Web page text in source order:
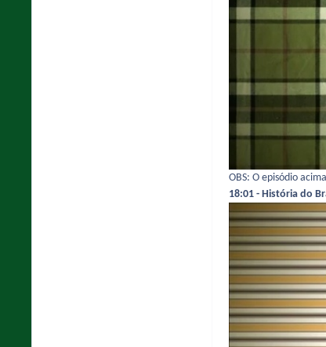
OBS: O episódio
18:01 - História do